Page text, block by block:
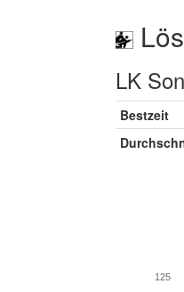
LK
Bestzeit
125